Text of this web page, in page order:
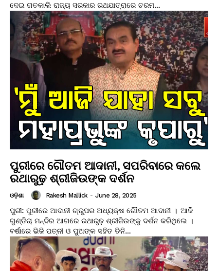
ଦେଇ ଗତକାଲି ରାଜ୍ୟ ସରକାର ରଥଯାତ୍ରାରେ ଚରମ...
ପୁରୀରେ ଗୌତମ ଆଦାନୀ, ସପରିବାରେ କଲେ
ରଥାରୁଢ଼ ଶ୍ରୀଜିଉଙ୍କ ଦର୍ଶନ
ଓଡ଼ିଶା Rakesh Mallick - June 28, 2025
ପୁରୀ: ପୁରୀରେ ଆଦାନୀ ଗ୍ରୁପର ଅଧ୍ୟକ୍ଷ ଗୌତମ ଆଦାନୀ । ଆଜି
ଗୁଣ୍ଡିଚା ମନ୍ଦିର ଆଗରେ ରଥାରୁଢ଼ ଶ୍ରୀଜିଉଙ୍କୁ ଦର୍ଶନ କରିଥିଲେ ।
ବର୍ଷାରେ ଭିଜି ପତ୍ନୀ ଓ ପୁଅଙ୍କ ସହିତ ତିନି...